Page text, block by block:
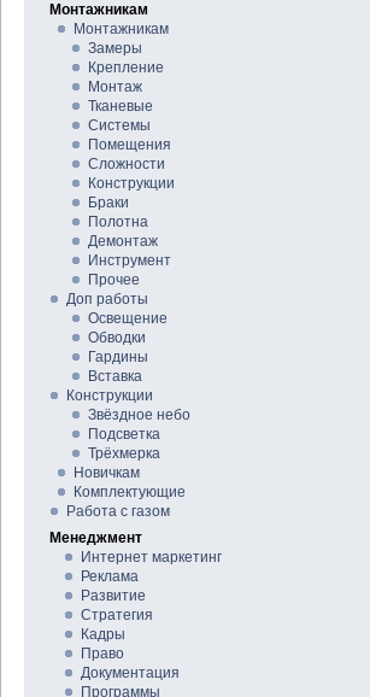
Монтажникам
Монтажникам
Замеры
Крепление
Монтаж
Тканевые
Системы
Помещения
Сложности
Конструкции
Браки
Полотна
Демонтаж
Инструмент
Прочее
Доп работы
Освещение
Обводки
Гардины
Вставка
Конструкции
Звёздное небо
Подсветка
Трёхмерка
Новичкам
Комплектующие
Работа с газом
Менеджмент
Интернет маркетинг
Реклама
Развитие
Стратегия
Кадры
Право
Документация
Программы